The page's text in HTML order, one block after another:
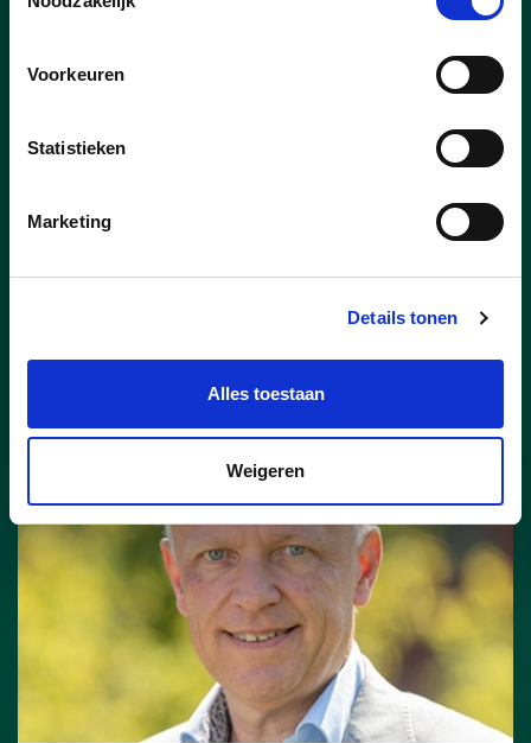
Voorkeuren
Statistieken
Marketing
Details tonen
Alles toestaan
Weigeren
Ik kijk op de klok en zie: het is 5 voor